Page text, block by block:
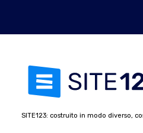
SITE123: costruito in modo diverso,